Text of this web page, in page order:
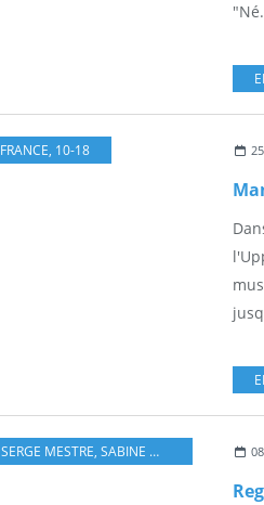
FRANCE, 10-18
SERGE MESTRE, SABINE WESPIESER